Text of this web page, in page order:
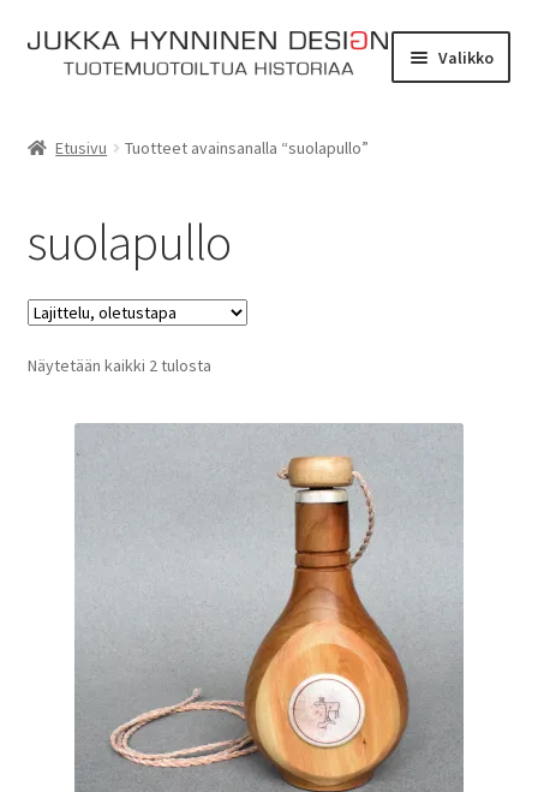
Siirry
navigointiin
Siirry
sisältöön
Valikko
Yhteydenotto
Myymälä
Verkkokauppa
Kassa
Etusivu Tuotteet avainsanalla “suolapullo”
suolapullo
Näytetään kaikki 2 tulosta